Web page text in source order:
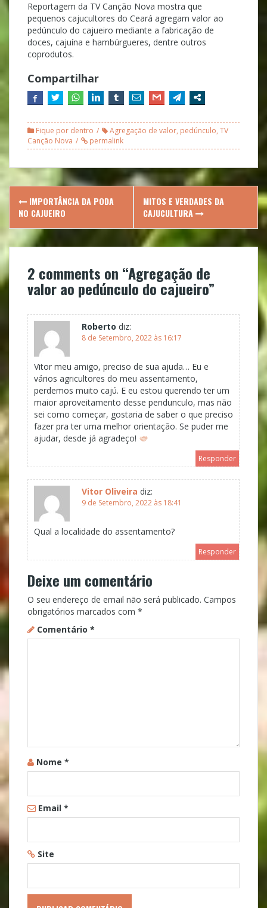
Reportagem da TV Canção Nova mostra que
pequenos cajucultores do Ceará agregam valor ao
pedúnculo do cajueiro mediante a fabricação de
doces, cajuína e hambúrgueres, dentre outros
coprodutos.
Compartilhar
Fique por dentro Agregação de valor, pedúnculo, TV
Canção Nova
permalink
Post
navigation
IMPORTÂNCIA DA PODA
NO CAJUEIRO
MITOS E VERDADES DA
CAJUCULTURA
2 comments on “Agregação de
valor ao pedúnculo do cajueiro”
Roberto diz:
8 de Setembro, 2022 às 16:17
Vitor meu amigo, preciso de sua ajuda… Eu e
vários agricultores do meu assentamento,
perdemos muito cajú. E eu estou querendo ter um
maior aproveitamento desse pendunculo, mas não
sei como começar, gostaria de saber o que preciso
fazer pra ter uma melhor orientação. Se puder me
ajudar, desde já agradeço!
Responder
Vitor Oliveira diz:
9 de Setembro, 2022 às 18:41
Qual a localidade do assentamento?
Responder
Deixe um comentário
O seu endereço de email não será publicado. Campos
obrigatórios marcados com *
Comentário *
Nome *
Email *
Site